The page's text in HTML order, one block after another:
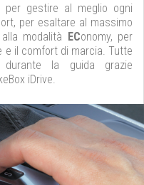
gestire al meglio ogni
per esaltare al massimo
modalità EConomy, per
e il comfort di marcia. Tutte
la guida grazie
iDrive.